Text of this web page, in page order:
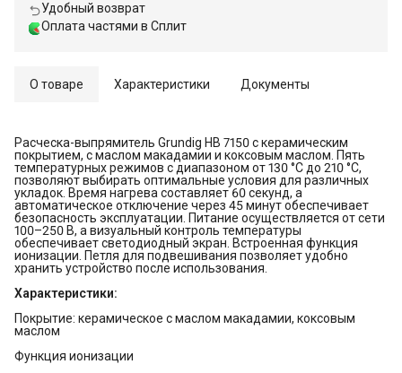
Удобный возврат
Оплата частями в Сплит
О товаре Характеристики Документы
Расческа-выпрямитель Grundig HB 7150 с керамическим
покрытием, с маслом макадамии и коксовым маслом. Пять
температурных режимов с диапазоном от 130 °C до 210 °C,
позволяют выбирать оптимальные условия для различных
укладок. Время нагрева составляет 60 секунд, а
автоматическое отключение через 45 минут обеспечивает
безопасность эксплуатации. Питание осуществляется от сети
100–250 В, а визуальный контроль температуры
обеспечивает светодиодный экран. Встроенная функция
ионизации. Петля для подвешивания позволяет удобно
хранить устройство после использования.
Характеристики:
Покрытие: керамическое с маслом макадамии, коксовым
маслом
Функция ионизации